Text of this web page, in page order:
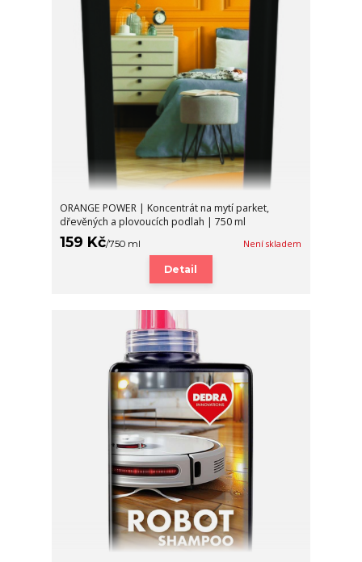
ORANGE POWER | Koncentrát na mytí parket,
dřevěných a plovoucích podlah | 750 ml
159 Kč/750 ml Není skladem
Detail